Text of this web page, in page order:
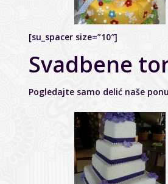
[su_spacer size=”10″]
Svadbene
Pogledajte samo delić naše